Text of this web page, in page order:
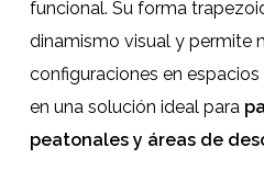
funcional. Su forma
dinamismo visual y permite
configuraciones en
en una solución ideal para
peatonales y áreas de